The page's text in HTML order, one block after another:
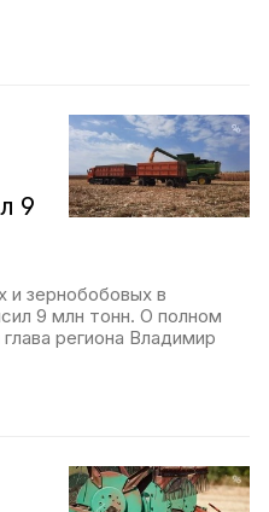
9
и зернобобовых в
9 млн тонн. О полном
региона Владимир